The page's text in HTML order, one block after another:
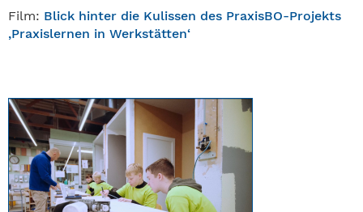
Film: Blick hinter die Kulissen des PraxisBO-Projekts
‚Praxislernen in Werkstätten‘